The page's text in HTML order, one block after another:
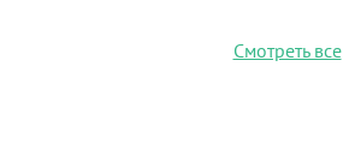
Смотреть все